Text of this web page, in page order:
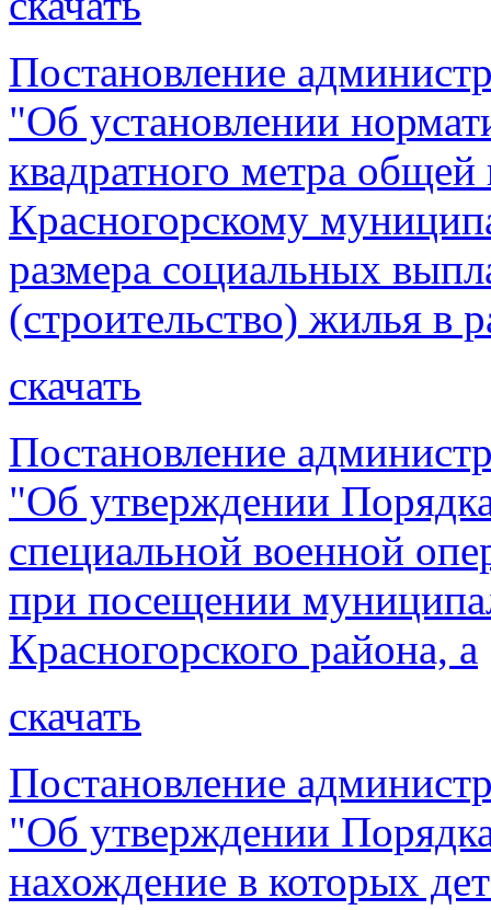
Постановление
"Об установлении
квадратного метра
Красногорскому
размера социальных
(строительство) жилья в
скачать
Постановление
"Об утверждении
специальной военной
при посещении
Красногорского района, а
скачать
Постановление
"Об утверждении
нахождение в которых